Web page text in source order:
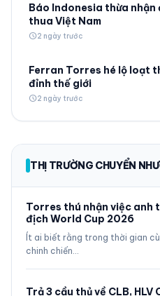
Báo Indonesia thừa
thua Việt Nam
schedule2 ngày trước
Ferran Torres hé lộ loạt
đỉnh thế giới
schedule2 ngày trước
THỊ TRƯỜNG CHUYỂN
Torres thú nhận việc anh
địch World Cup 2026
Ít ai biết rằng trong thời gian
chinh chiến…
Trả 3 cầu thủ về CLB,